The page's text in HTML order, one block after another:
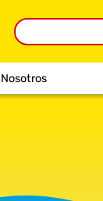
Nosotros